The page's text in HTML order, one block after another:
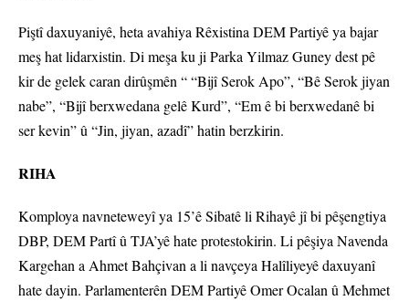
Piştî daxuyaniyê, heta avahiya Rêxistina DEM Partiyê ya bajar
meş hat lidarxistin. Di meşa ku ji Parka Yilmaz Guney dest pê
kir de gelek caran dirûşmên “ “Bijî Serok Apo”, “Bê Serok jiyan
nabe”, “Bijî berxwedana gelê Kurd”, “Em ê bi berxwedanê bi
ser kevin” û “Jin, jiyan, azadî” hatin berzkirin.
RIHA
Komploya navneteweyî ya 15’ê Sibatê li Rihayê jî bi pêşengtiya
DBP, DEM Partî û TJA’yê hate protestokirin. Li pêşiya Navenda
Kargehan a Ahmet Bahçivan a li navçeya Halîliyeyê daxuyanî
hate dayin. Parlamenterên DEM Partiyê Omer Ocalan û Mehmet